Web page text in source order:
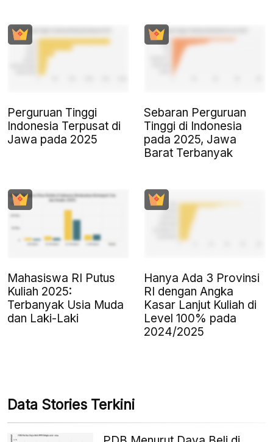
Perguruan Tinggi
Indonesia Terpusat di
Jawa pada 2025
Sebaran Perguruan
Tinggi di Indonesia
pada 2025, Jawa
Barat Terbanyak
Mahasiswa RI Putus
Kuliah 2025:
Terbanyak Usia Muda
dan Laki-Laki
Hanya Ada 3 Provinsi
RI dengan Angka
Kasar Lanjut Kuliah di
Level 100% pada
2024/2025
Data Stories Terkini